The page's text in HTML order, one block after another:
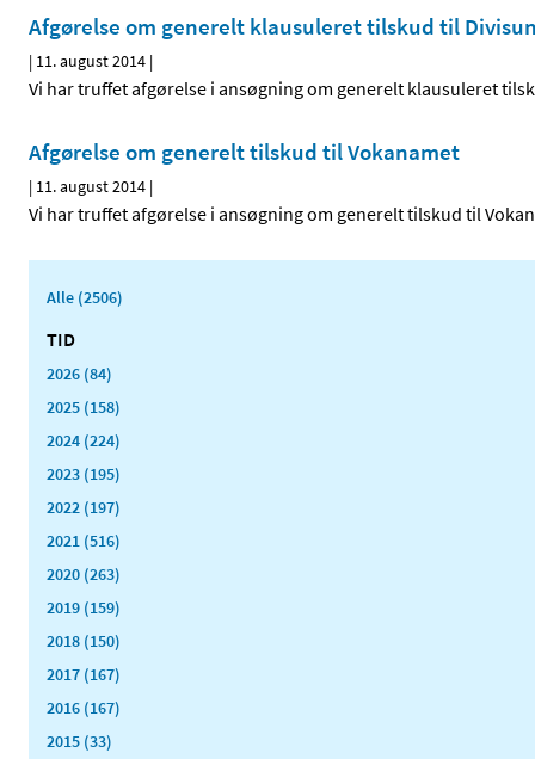
Afgørelse om generelt klausuleret tilskud til
| 11. august 2014 |
Vi har truffet afgørelse i ansøgning om generelt klausuleret
Afgørelse om generelt tilskud til Vokanamet
| 11. august 2014 |
Vi har truffet afgørelse i ansøgning om generelt tilskud til
Alle (2506)
TID
2026 (84)
2025 (158)
2024 (224)
2023 (195)
2022 (197)
2021 (516)
2020 (263)
2019 (159)
2018 (150)
2017 (167)
2016 (167)
2015 (33)